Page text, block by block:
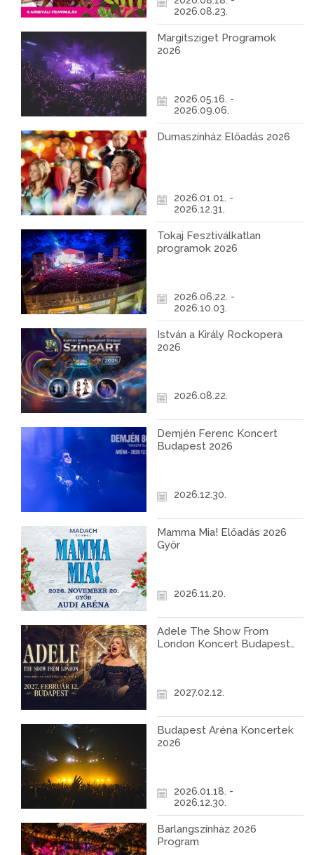
2026.08.23.
Margitsziget Programok
2026
2026.05.16. -
2026.09.06.
Dumaszínház Előadás 2026
2026.01.01. -
2026.12.31.
Tokaj Fesztiválkatlan
programok 2026
2026.06.22. -
2026.10.03.
István a Király Rockopera
2026
2026.08.22.
Demjén Ferenc Koncert
Budapest 2026
2026.12.30.
Mamma Mia! Előadás 2026
Győr
2026.11.20.
Adele The Show From
London Koncert Budapest
2027.02.12.
Budapest Aréna Koncertek
2026
2026.01.18. -
2026.12.30.
Barlangszínház 2026
Program